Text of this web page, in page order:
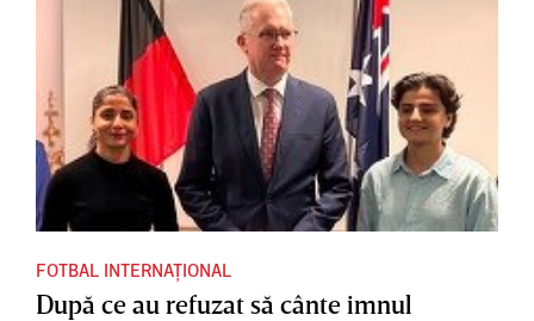
FOTBAL INTERNAȚIONAL
După ce au refuzat să cânte imnul